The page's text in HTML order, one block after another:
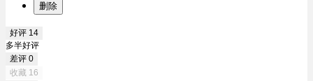
删除
好评 14
多半好评
差评 0
收藏 16